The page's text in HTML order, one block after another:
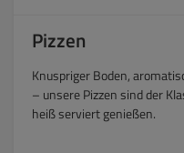
Pizzen
Knuspriger Boden,
– unsere Pizzen sind der
heiß serviert genießen.